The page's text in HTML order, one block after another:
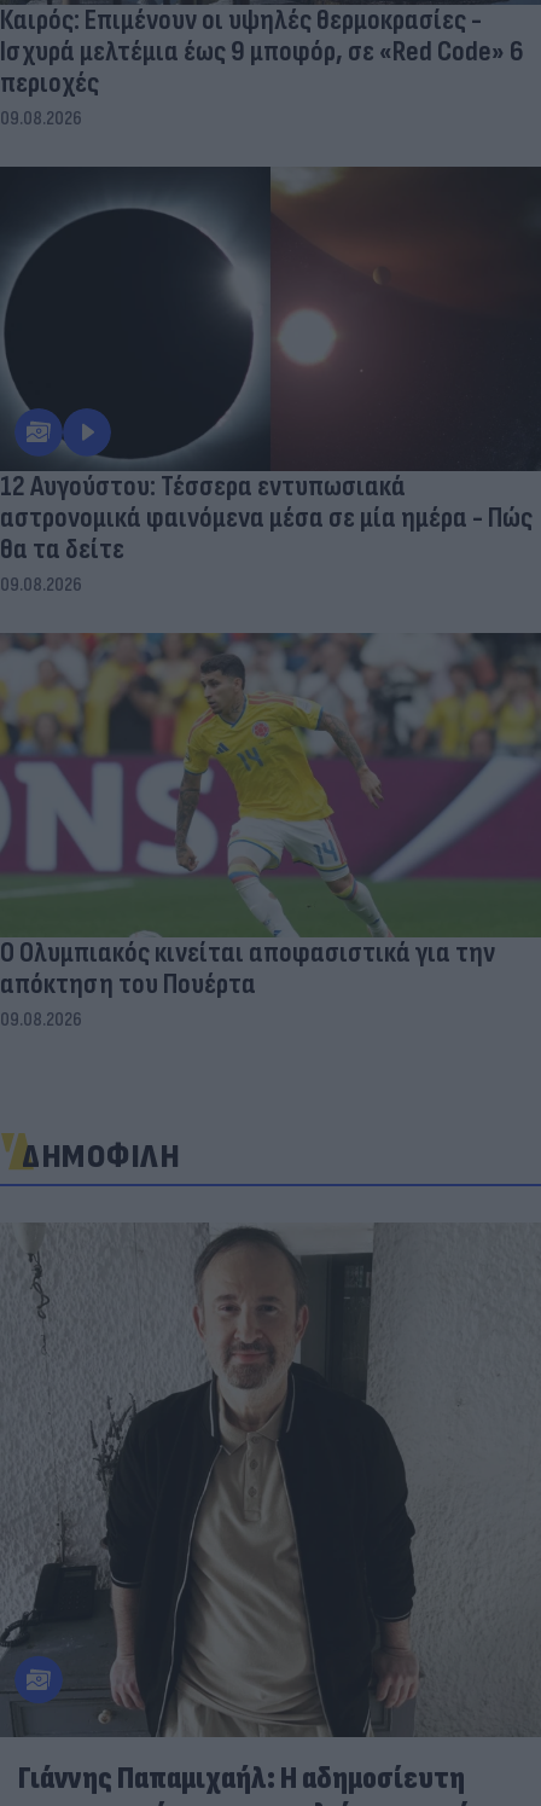
Καιρός: Επιμένουν οι υψηλές θερμοκρασίες -
Ισχυρά μελτέμια έως 9 μποφόρ, σε «Red Code» 6
περιοχές
09.08.2026
12 Αυγούστου: Τέσσερα εντυπωσιακά
αστρονομικά φαινόμενα μέσα σε μία ημέρα - Πώς
θα τα δείτε
09.08.2026
Ο Ολυμπιακός κινείται αποφασιστικά για την
απόκτηση του Πουέρτα
09.08.2026
ΔΗΜΟΦΙΛΗ
Γιάννης Παπαμιχαήλ: Η αδημοσίευτη